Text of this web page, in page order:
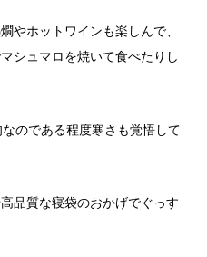
やホットワインも楽しんで、
シュマロを焼いて食べたりし
のである程度寒さも覚悟して
品質な寝袋のおかげでぐっす